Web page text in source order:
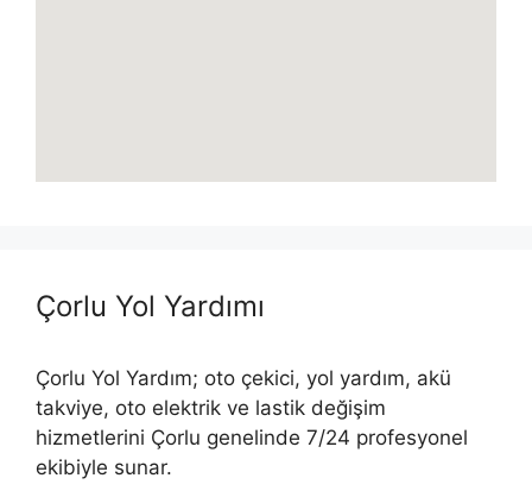
Çorlu Yol Yardımı
Çorlu Yol Yardım; oto çekici, yol yardım, akü
takviye, oto elektrik ve lastik değişim
hizmetlerini Çorlu genelinde 7/24 profesyonel
ekibiyle sunar.